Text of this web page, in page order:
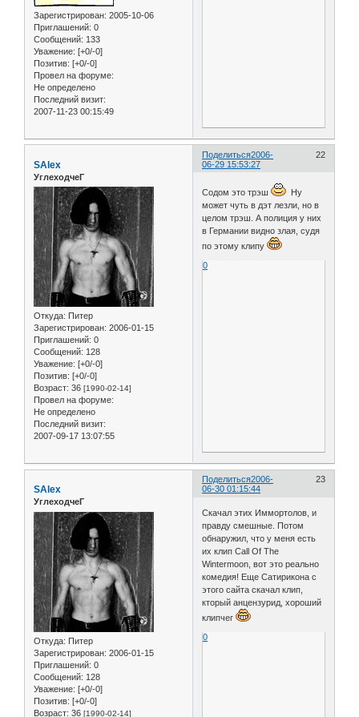
Зарегистрирован: 2005-10-06
Приглашений: 0
Сообщений: 133
Уважение: [+0/-0]
Позитив: [+0/-0]
Провел на форуме:
Не определено
Последний визит:
2007-11-23 00:15:49
Поделиться 22
2006-
06-29 15:53:27
SAlex
УглеходчеГ
Откуда: Питер
Зарегистрирован: 2006-01-15
Приглашений: 0
Сообщений: 128
Уважение: [+0/-0]
Позитив: [+0/-0]
Возраст: 36 [1990-02-14]
Провел на форуме:
Не определено
Последний визит:
2007-09-17 13:07:55
Содом это трэш
Ну
может чуть в дэт лезли, но в
целом трэш. А полиция у них
в Германии видно злая, судя
по этому клипу
0
Поделиться 23
2006-
06-30 01:15:44
SAlex
УглеходчеГ
Откуда: Питер
Зарегистрирован: 2006-01-15
Приглашений: 0
Сообщений: 128
Уважение: [+0/-0]
Позитив: [+0/-0]
Возраст: 36 [1990-02-14]
Скачал этих Иммортолов, и
правду смешные. Потом
обнаружил, что у меня есть
их клип Call Of The
Wintermoon, вот это реально
комедия! Еще Сатирикона с
этого сайта скачал клип,
кторый анцензурид, хороший
клипчег
0